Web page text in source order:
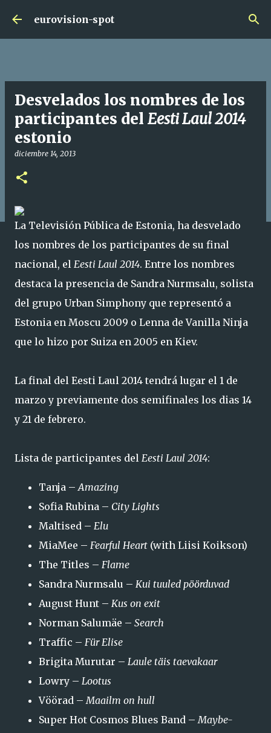
Ir al contenido principal
eurovision-spot
Desvelados los nombres de los
participantes del Eesti Laul 2014
estonio
diciembre 14, 2013
La Televisión Pública de Estonia, ha desvelado
los nombres de los participantes de su final
nacional, el Eesti Laul 2014. Entre los nombres
destaca la presencia de Sandra Nurmsalu, solista
del grupo Urban Simphony que representó a
Estonia en Moscu 2009 o Lenna de Vanilla Ninja
que lo hizo por Suiza en 2005 en Kiev.
La final del Eesti Laul 2014 tendrá lugar el 1 de
marzo y previamente dos semifinales los dias 14
y 21 de febrero.
Lista de participantes del Eesti Laul 2014:
Tanja – Amazing
Sofia Rubina – City Lights
Maltised – Elu
MiaMee – Fearful Heart (with Liisi Koikson)
The Titles – Flame
Sandra Nurmsalu – Kui tuuled pöörduvad
August Hunt – Kus on exit
Norman Salumäe – Search
Traffic – Für Elise
Brigita Murutar – Laule täis taevakaar
Lowry – Lootus
Vöörad –Maailm on hull
Super Hot Cosmos Blues Band –Maybe-